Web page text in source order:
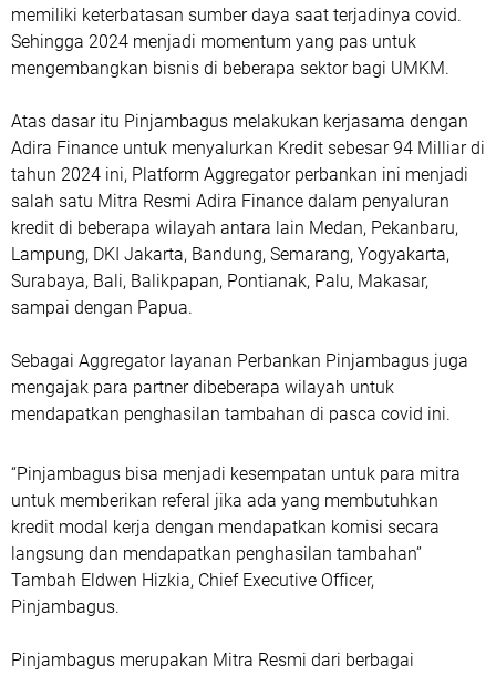
memiliki keterbatasan sumber daya saat terjadinya covid.
Sehingga 2024 menjadi momentum yang pas untuk
mengembangkan bisnis di beberapa sektor bagi UMKM.
Atas dasar itu Pinjambagus melakukan kerjasama dengan
Adira Finance untuk menyalurkan Kredit sebesar 94 Milliar di
tahun 2024 ini, Platform Aggregator perbankan ini menjadi
salah satu Mitra Resmi Adira Finance dalam penyaluran
kredit di beberapa wilayah antara lain Medan, Pekanbaru,
Lampung, DKI Jakarta, Bandung, Semarang, Yogyakarta,
Surabaya, Bali, Balikpapan, Pontianak, Palu, Makasar,
sampai dengan Papua.
Sebagai Aggregator layanan Perbankan Pinjambagus juga
mengajak para partner dibeberapa wilayah untuk
mendapatkan penghasilan tambahan di pasca covid ini.
“Pinjambagus bisa menjadi kesempatan untuk para mitra
untuk memberikan referal jika ada yang membutuhkan
kredit modal kerja dengan mendapatkan komisi secara
langsung dan mendapatkan penghasilan tambahan”
Tambah Eldwen Hizkia, Chief Executive Officer,
Pinjambagus.
Pinjambagus merupakan Mitra Resmi dari berbagai